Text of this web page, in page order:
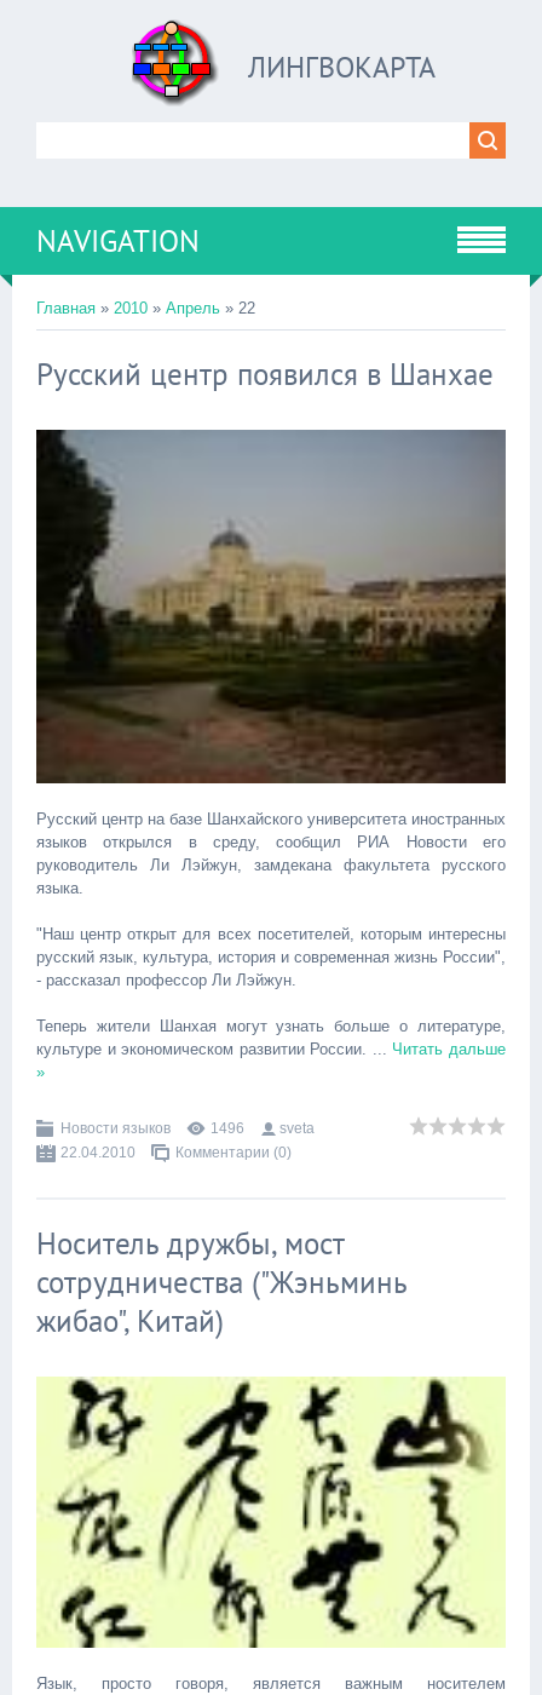
ЛИНГВОКАРТА
NAVIGATION
Главная » 2010 » Апрель » 22
Русский центр появился в Шанхае
Русский центр на базе Шанхайского университета иностранных
языков открылся в среду, сообщил РИА Новости его
руководитель Ли Лэйжун, замдекана факультета русского
языка.
"Наш центр открыт для всех посетителей, которым интересны
русский язык, культура, история и современная жизнь России",
- рассказал профессор Ли Лэйжун.
Теперь жители Шанхая могут узнать больше о литературе,
культуре и экономическом развитии России. ... Читать дальше
»
Новости языков 1496
sveta
22.04.2010
Комментарии (0)
Носитель дружбы, мост
сотрудничества ("Жэньминь
жибао", Китай)
Язык, просто говоря, является важным носителем